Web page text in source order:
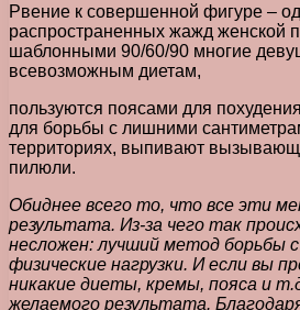
Рвение к совершенной фигуре –
распространенных жажд женской
шаблонными 90/60/90 многие
всевозможным диетам,
пользуются поясами для
для борьбы с лишними
территориях, выпивают
пилюли.
Обиднее всего то, что все эти
результата. Из-за чего так
несложен: лучший метод борьбы
физические нагрузки. И если вы
никакие диеты, кремы, пояса и
желаемого результата.